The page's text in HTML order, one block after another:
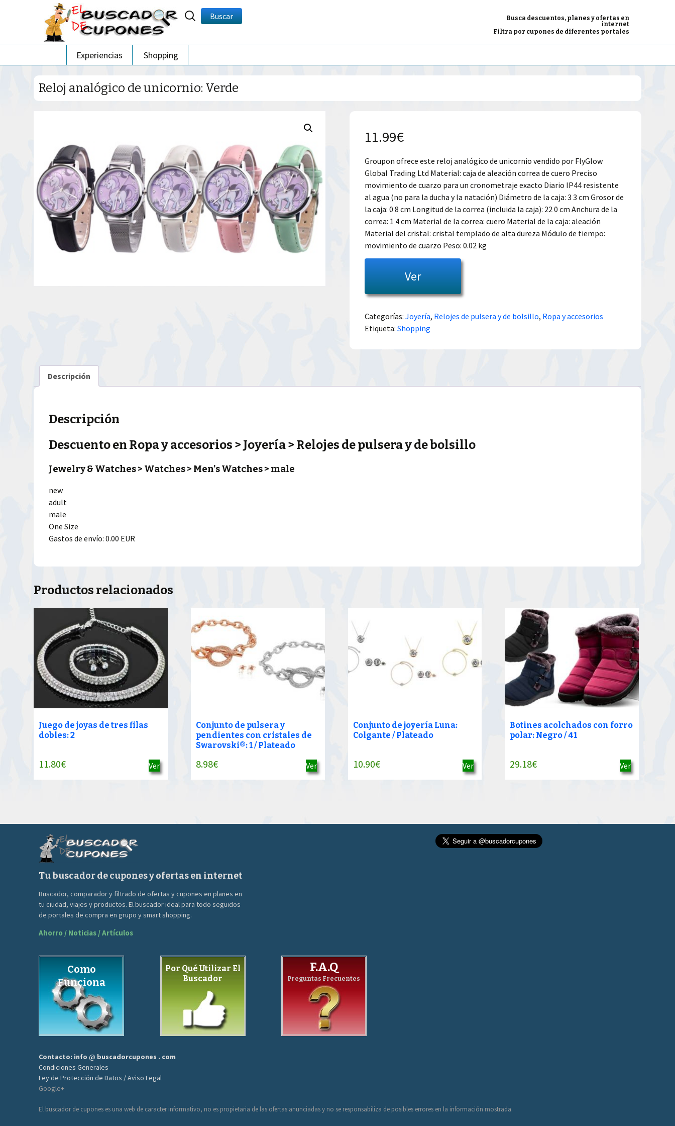
Busca descuentos, planes y ofertas en
internet
Filtra por cupones de diferentes portales
Buscar
por:
Buscar
Ir
al
contenido
Experiencias Shopping
Reloj analógico de unicornio: Verde
11.99€
Groupon ofrece este reloj analógico de unicornio vendido por FlyGlow
Global Trading Ltd Material: caja de aleación correa de cuero Preciso
movimiento de cuarzo para un cronometraje exacto Diario IP44 resistente
al agua (no para la ducha y la natación) Diámetro de la caja: 3 3 cm Grosor de
la caja: 0 8 cm Longitud de la correa (incluida la caja): 22 0 cm Anchura de la
correa: 1 4 cm Material de la correa: cuero Material de la caja: aleación
Material del cristal: cristal templado de alta dureza Módulo de tiempo:
movimiento de cuarzo Peso: 0.02 kg
Ver
Categorías:Joyería, Relojes de pulsera y de bolsillo, Ropa y accesorios
Etiqueta:Shopping
Descripción
Descripción
Descuento en Ropa y accesorios > Joyería > Relojes de pulsera y de bolsillo
Jewelry & Watches > Watches > Men's Watches > male
new
adult
male
One Size
Gastos de envío: 0.00 EUR
Productos relacionados
Juego de joyas de tres filas
dobles: 2
11.80€ Ver
Conjunto de pulsera y
pendientes con cristales de
Swarovski®: 1 / Plateado
8.98€ Ver
Conjunto de joyería Luna:
Colgante / Plateado
10.90€ Ver
Botines acolchados con forro
polar: Negro / 41
29.18€ Ver
Tu buscador de cupones y ofertas en internet
Buscador, comparador y filtrado de ofertas y cupones en planes en
tu ciudad, viajes y productos. El buscador ideal para todo seguidos
de portales de compra en grupo y smart shopping.
Ahorro / Noticias / Artículos
Como
Funciona
Por Qué Utilizar El
Buscador
F.A.Q
Preguntas Frecuentes
Contacto: info @ buscadorcupones . com
Condiciones Generales
Ley de Protección de Datos / Aviso Legal
Google+
El buscador de cupones es una web de caracter informativo, no es propietaria de las ofertas anunciadas y no se responsabiliza de posibles errores en la información mostrada.